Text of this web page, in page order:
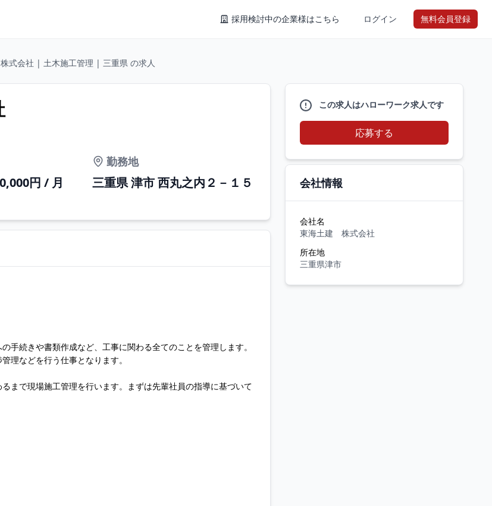
採用検討中の企業様はこちら ログイン 無料会員登録
式会社 | 土木施工管理 | 三重県 の求人
円 / 月
勤務地
三重県 津市 西丸之内２－１５
手続きや書類作成など、工事に関わる全てのことを管理します。
理などを行う仕事となります。
まで現場施工管理を行います。まずは先輩社員の指導に基づいて
この求人はハローワーク求人です
応募する
会社情報
会社名
東海土建 株式会社
所在地
三重県津市